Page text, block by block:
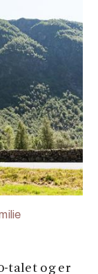
talet og er